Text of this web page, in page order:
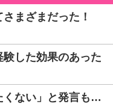
まざまだった！
した効果のあった
くない」と発言も…